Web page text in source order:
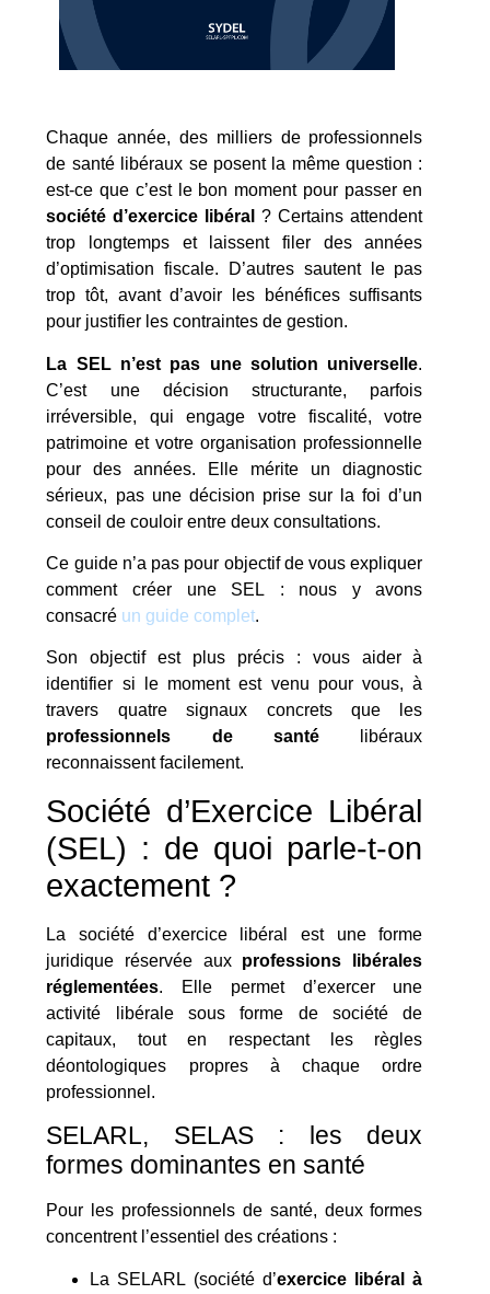
Chaque année, des milliers de professionnels
de santé libéraux se posent la même question :
est-ce que c’est le bon moment pour passer en
société d’exercice libéral ? Certains attendent
trop longtemps et laissent filer des années
d’optimisation fiscale. D’autres sautent le pas
trop tôt, avant d’avoir les bénéfices suffisants
pour justifier les contraintes de gestion.
La SEL n’est pas une solution universelle.
C’est une décision structurante, parfois
irréversible, qui engage votre fiscalité, votre
patrimoine et votre organisation professionnelle
pour des années. Elle mérite un diagnostic
sérieux, pas une décision prise sur la foi d’un
conseil de couloir entre deux consultations.
Ce guide n’a pas pour objectif de vous expliquer
comment créer une SEL : nous y avons
consacré un guide complet.
Son objectif est plus précis : vous aider à
identifier si le moment est venu pour vous, à
travers quatre signaux concrets que les
professionnels de santé libéraux
reconnaissent facilement.
Société d’Exercice Libéral
(SEL) : de quoi parle-t-on
exactement ?
La société d’exercice libéral est une forme
juridique réservée aux professions libérales
réglementées. Elle permet d’exercer une
activité libérale sous forme de société de
capitaux, tout en respectant les règles
déontologiques propres à chaque ordre
professionnel.
SELARL, SELAS : les deux
formes dominantes en santé
Pour les professionnels de santé, deux formes
concentrent l’essentiel des créations :
La SELARL (société d’exercice libéral à